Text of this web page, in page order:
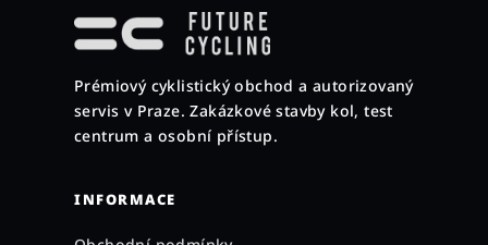
Prémiový cyklistický obchod a autorizovaný
servis v Praze. Zakázkové stavby kol, test
centrum a osobní přístup.
INFORMACE